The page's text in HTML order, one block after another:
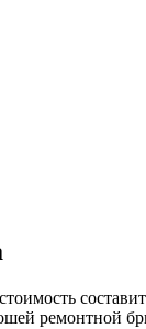
ремонтной